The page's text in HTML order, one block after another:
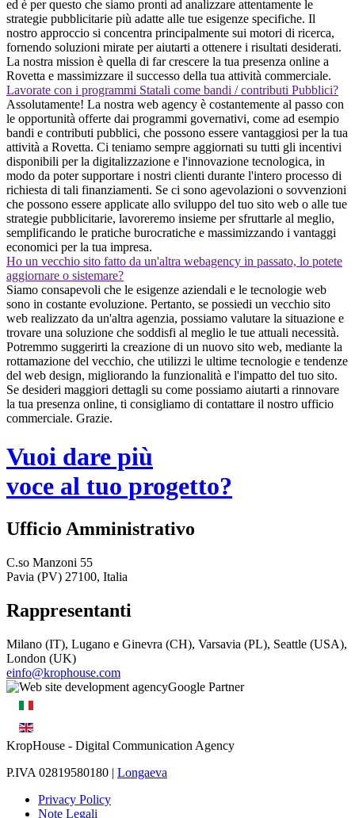
ed è per questo che siamo pronti ad analizzare attentamente le
strategie pubblicitarie più adatte alle tue esigenze specifiche. Il
nostro approccio si concentra principalmente sui motori di ricerca,
fornendo soluzioni mirate per aiutarti a ottenere i risultati desiderati.
La nostra mission è quella di far crescere la tua presenza online a
Rovetta e massimizzare il successo della tua attività commerciale.
Lavorate con i programmi Statali come bandi / contributi Pubblici?
Assolutamente! La nostra web agency è costantemente al passo con
le opportunità offerte dai programmi governativi, come ad esempio
bandi e contributi pubblici, che possono essere vantaggiosi per la tua
attività a Rovetta. Ci teniamo sempre aggiornati su tutti gli incentivi
disponibili per la digitalizzazione e l'innovazione tecnologica, in
modo da poter supportare i nostri clienti durante l'intero processo di
richiesta di tali finanziamenti. Se ci sono agevolazioni o sovvenzioni
che possono essere applicate allo sviluppo del tuo sito web o alle tue
strategie pubblicitarie, lavoreremo insieme per sfruttarle al meglio,
semplificando le pratiche burocratiche e massimizzando i vantaggi
economici per la tua impresa.
Ho un vecchio sito fatto da un'altra webagency in passato, lo potete
aggiornare o sistemare?
Siamo consapevoli che le esigenze aziendali e le tecnologie web
sono in costante evoluzione. Pertanto, se possiedi un vecchio sito
web realizzato da un'altra agenzia, possiamo valutare la situazione e
trovare una soluzione che soddisfi al meglio le tue attuali necessità.
Potremmo suggerirti la creazione di un nuovo sito web, mediante la
rottamazione del vecchio, che utilizzi le ultime tecnologie e tendenze
del web design, migliorando la funzionalità e l'impatto del tuo sito.
Se desideri maggiori dettagli su come possiamo aiutarti a rinnovare
la tua presenza online, ti consigliamo di contattare il nostro ufficio
commerciale. Grazie.
Vuoi dare più
voce al tuo progetto?
Ufficio Amministrativo
C.so Manzoni 55
Pavia (PV) 27100, Italia
Rappresentanti
Milano (IT), Lugano e Ginevra (CH), Varsavia (PL), Seattle (USA),
London (UK)
einfo@krophouse.com
KropHouse - Digital Communication Agency
P.IVA 02819580180 | Longaeva
Privacy Policy
Note Legali